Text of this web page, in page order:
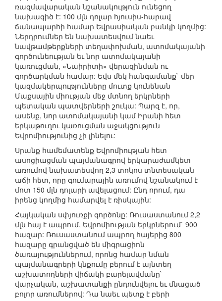
ռազմավարական նշանակություն ունեցող
նախագիծ է: 100 մլն դոլար հյուսիս-հարավ
ճանապարհի համար Եվրասիական բանկի կողմից:
Ներդրումներ են նախատեսվում նաեւ
նավթամթերքների տեղափոխման, ատոմակայանի
գործունեության եւ նոր ատոմակայանի
կառուցման, «Նաիրիտի» վերազինման ու
գործարկման համար: Եվս մեկ հանգամանք` մեր
կազմակերպությունները մուտք կունենան
Մաքսային միության մեջ մտնող երկրների
պետական պատվերների շուկա: Պարզ է, որ,
ասենք, նոր ատոմակայանի կամ Իրանի հետ
երկաթուղու կառուցման աջակցություն
Եվրոմիությունից չի լինելու:
Սրանք համեմատենք Եվրոմիության հետ
ասոցիացման պայմանագրով երկարաժամկետ
առումով նախատեսվող 2,3 տոկոս տնտեսական
աճի հետ, որը գումարային առումով նշանակում է
մոտ 150 մլն դոլարի ավելացում: Ընդ որում, դա
իրենց կողմից համարվել է ռիսկային:
Հայկական սփյուռքի գործոնը: Ռուսաստանում 2,2
մլն հայ է ապրում, Եվրոմիության երկրներում` 900
հազար: Ռուսաստանում ապրող հայերից 800
հազարը գրանցված են միգրացիոն
ծառայություններում, որոնց համար նման
պայմանագրերի կնքումը բերում է այնտեղ
աշխատողների վիճակի բարելավմանը`
վարչական, աշխատանքի ընդունվելու եւ մնացած
բոլոր առումներով: Դա նաեւ պետք է բերի